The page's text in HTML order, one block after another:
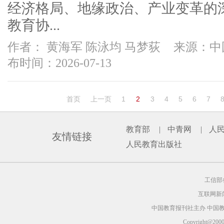
经济格局、地缘政治、产业变革
教育协...
作者： 黄海军 陈泳均 马梦荻
来源：
布时间：2026-07-13
首页 上一页 1 2 3 4 5 6 7 8
友情链接
教育部 | 中青网 |
人
人民教育出版社
工信部
互联网新
中国教育报刊社主办 中国